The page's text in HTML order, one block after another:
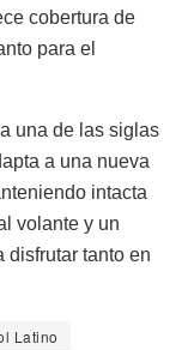
cobertura de
para el
una de las siglas
a una nueva
intacta
volante y un
disfrutar tanto en
Latino